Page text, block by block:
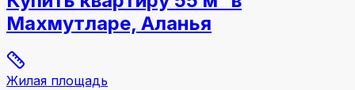
Махмутларе, Аланья
Жилая площадь